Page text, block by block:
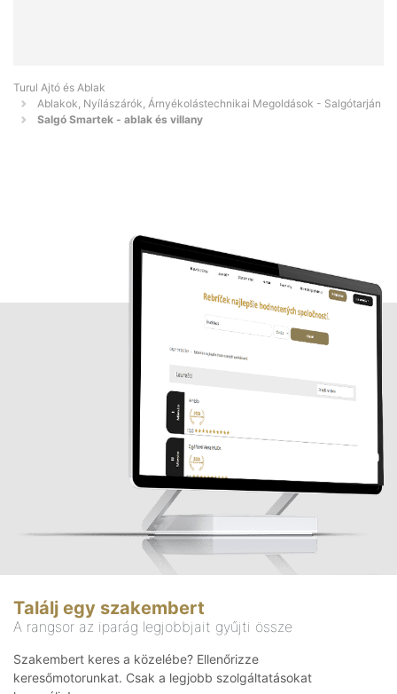
Turul Ajtó és Ablak
Ablakok, Nyílászárók, Árnyékolástechnikai Megoldások - Salgótarján
Salgó Smartek - ablak és villany
Találj egy szakembert
A rangsor az iparág legjobbjait gyűjti össze
Szakembert keres a közelébe? Ellenőrizze
keresőmotorunkat. Csak a legjobb szolgáltatásokat